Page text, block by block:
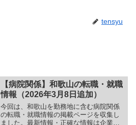
tensyu
【病院関係】和歌山の転職・就職
情報（2026年3月8日追加）
今回は、和歌山を勤務地に含む病院関係
の転職・就職情報の掲載ページを収集し
ました。最新情報・正確な情報は企業サ